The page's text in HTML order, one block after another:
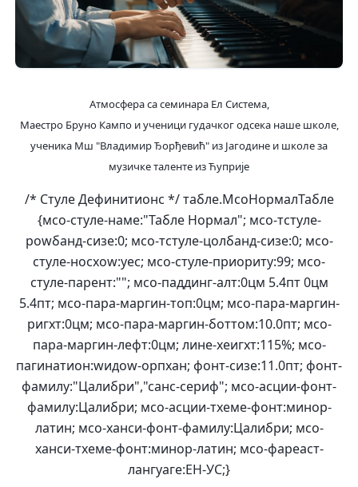
Атмосфера са семинара Ел Система,
Маестро Бруно Кампо и ученици гудачког одсека наше школе,
ученика Мш "Владимир Ђорђевић" из Јагодине и школе за
музичке таленте из Ћуприје
/* Стyле Дефинитионс */ табле.МсоНормалТабле
{мсо-стyле-наме:"Табле Нормал"; мсо-тстyле-
роwбанд-сизе:0; мсо-тстyле-цолбанд-сизе:0; мсо-
стyле-носхоw:yес; мсо-стyле-приоритy:99; мсо-
стyле-парент:""; мсо-паддинг-алт:0цм 5.4пт 0цм
5.4пт; мсо-пара-маргин-топ:0цм; мсо-пара-маргин-
ригхт:0цм; мсо-пара-маргин-боттом:10.0пт; мсо-
пара-маргин-лефт:0цм; лине-хеигхт:115%; мсо-
пагинатион:wидоw-орпхан; фонт-сизе:11.0пт; фонт-
фамилy:"Цалибри","санс-сериф"; мсо-асции-фонт-
фамилy:Цалибри; мсо-асции-тхеме-фонт:минор-
латин; мсо-ханси-фонт-фамилy:Цалибри; мсо-
ханси-тхеме-фонт:минор-латин; мсо-фареаст-
лангуаге:ЕН-УС;}